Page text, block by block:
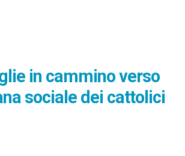
in cammino verso
sociale dei cattolici